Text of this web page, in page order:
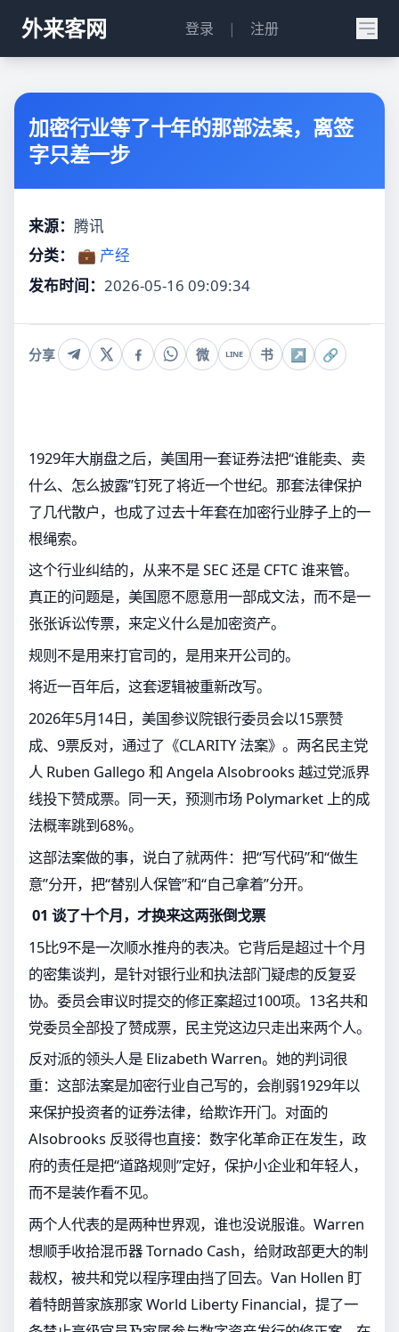
外来客网 登录 | 注册
加密行业等了十年的那部法案，离签
字只差一步
来源： 腾讯
分类：
💼 产经
发布时间： 2026-05-16 09:09:34
分享 微 LINE 书 ↗ 🔗
1929年大崩盘之后，美国用一套证券法把“谁能卖、卖
什么、怎么披露”钉死了将近一个世纪。那套法律保护
了几代散户，也成了过去十年套在加密行业脖子上的一
根绳索。
这个行业纠结的，从来不是 SEC 还是 CFTC 谁来管。
真正的问题是，美国愿不愿意用一部成文法，而不是一
张张诉讼传票，来定义什么是加密资产。
规则不是用来打官司的，是用来开公司的。
将近一百年后，这套逻辑被重新改写。
2026年5月14日，美国参议院银行委员会以15票赞
成、9票反对，通过了《CLARITY 法案》。两名民主党
人 Ruben Gallego 和 Angela Alsobrooks 越过党派界
线投下赞成票。同一天，预测市场 Polymarket 上的成
法概率跳到68%。
这部法案做的事，说白了就两件：把“写代码”和“做生
意”分开，把“替别人保管”和“自己拿着”分开。
01 谈了十个月，才换来这两张倒戈票
15比9不是一次顺水推舟的表决。它背后是超过十个月
的密集谈判，是针对银行业和执法部门疑虑的反复妥
协。委员会审议时提交的修正案超过100项。13名共和
党委员全部投了赞成票，民主党这边只走出来两个人。
反对派的领头人是 Elizabeth Warren。她的判词很
重：这部法案是加密行业自己写的，会削弱1929年以
来保护投资者的证券法律，给欺诈开门。对面的
Alsobrooks 反驳得也直接：数字化革命正在发生，政
府的责任是把“道路规则”定好，保护小企业和年轻人，
而不是装作看不见。
两个人代表的是两种世界观，谁也没说服谁。Warren
想顺手收拾混币器 Tornado Cash，给财政部更大的制
裁权，被共和党以程序理由挡了回去。Van Hollen 盯
着特朗普家族那家 World Liberty Financial，提了一